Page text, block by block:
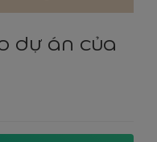
dự án của